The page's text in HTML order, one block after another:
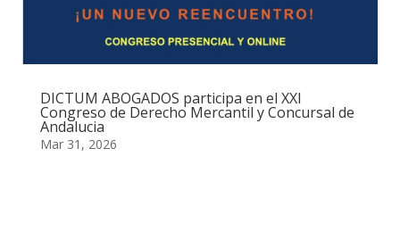
DICTUM ABOGADOS participa en el XXI
Congreso de Derecho Mercantil y Concursal de
Andalucia
Mar 31, 2026